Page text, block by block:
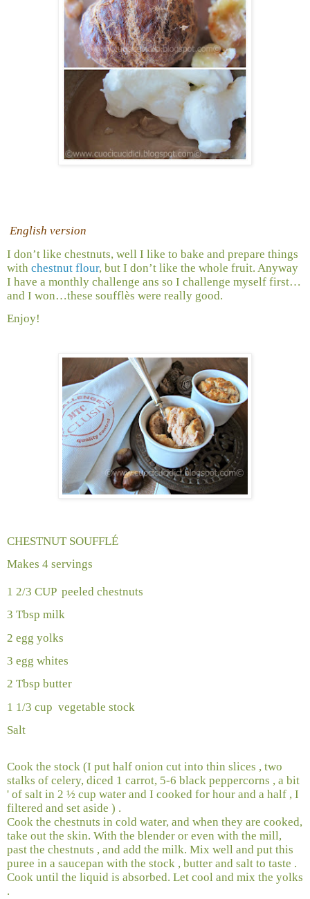
English version
I don’t like chestnuts, well I like to bake and prepare things
with chestnut flour, but I don’t like the whole fruit. Anyway
I have a monthly challenge ans so I challenge myself first…
and I won…these soufflès were really good.
Enjoy!
CHESTNUT SOUFFLÉ
Makes 4 servings
1 2/3 CUP peeled chestnuts
3 Tbsp milk
2 egg yolks
3 egg whites
2 Tbsp butter
1 1/3 cup vegetable stock
Salt
Cook the stock (I put half onion cut into thin slices , two
stalks of celery, diced 1 carrot, 5-6 black peppercorns , a bit
' of salt in 2 ½ cup water and I cooked for hour and a half , I
filtered and set aside ) .
Cook the chestnuts in cold water, and when they are cooked,
take out the skin. With the blender or even with the mill,
past the chestnuts , and add the milk. Mix well and put this
puree in a saucepan with the stock , butter and salt to taste .
Cook until the liquid is absorbed. Let cool and mix the yolks
.